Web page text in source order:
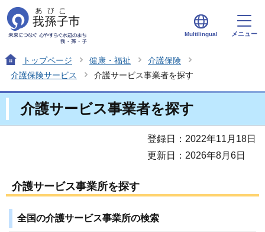
Multilingual メニュー
トップページ 健康・福祉
介護保険
介護保険サービス
介護サービス事業者を探す
介護サービス事業者を探す
登録日：2022年11月18日
更新日：2026年8月6日
介護サービス事業所を探す
全国の介護サービス事業所の検索